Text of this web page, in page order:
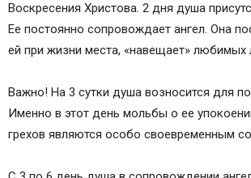
Воскресения Христова. 2 дня душа
Ее постоянно сопровождает ангел. Она
ей при жизни места, «навещает» любимых
Важно! На 3 сутки душа возносится для
Именно в этот день мольбы о ее
грехов являются особо своевременным